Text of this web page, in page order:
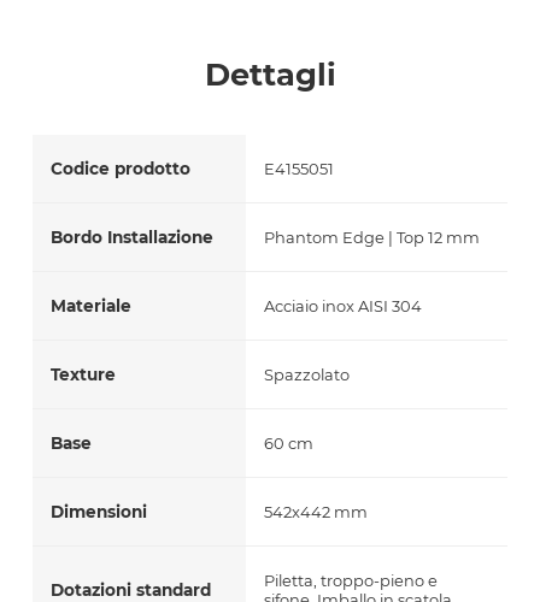
Dettagli
Codice prodotto E4155051
Bordo Installazione Phantom Edge | Top 12 mm
Materiale Acciaio inox AISI 304
Texture Spazzolato
Base 60 cm
Dimensioni 542x442 mm
Dotazioni standard
Piletta, troppo-pieno e